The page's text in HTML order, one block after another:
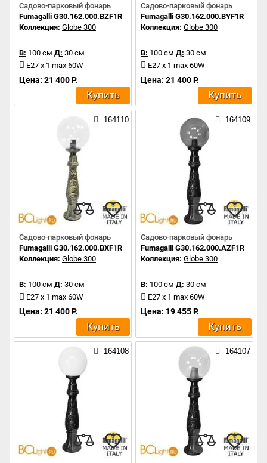
Садово-парковый фонарь
Fumagalli G30.162.000.BZF1R
Коллекция: Globe 300
В: 100 см Д: 30 см
E27 x 1 max 60W
Цена: 21 400 Р.
Купить
Садово-парковый фонарь
Fumagalli G30.162.000.BYF1R
Коллекция: Globe 300
В: 100 см Д: 30 см
E27 x 1 max 60W
Цена: 21 400 Р.
Купить
164110
Садово-парковый фонарь
Fumagalli G30.162.000.BXF1R
Коллекция: Globe 300
В: 100 см Д: 30 см
E27 x 1 max 60W
Цена: 21 400 Р.
Купить
164109
Садово-парковый фонарь
Fumagalli G30.162.000.AZF1R
Коллекция: Globe 300
В: 100 см Д: 30 см
E27 x 1 max 60W
Цена: 19 455 Р.
Купить
164108 164107